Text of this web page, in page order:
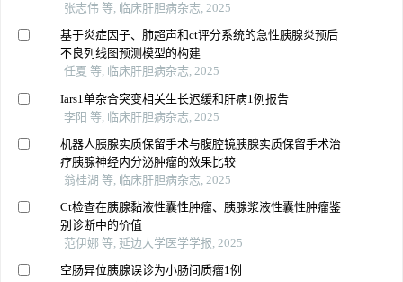
张志伟 等, 临床肝胆病杂志, 2025
基于炎症因子、肺超声和ct评分系统的急性胰腺炎预后
不良列线图预测模型的构建
任夏 等, 临床肝胆病杂志, 2025
Iars1单杂合突变相关生长迟缓和肝病1例报告
李阳 等, 临床肝胆病杂志, 2025
机器人胰腺实质保留手术与腹腔镜胰腺实质保留手术治
疗胰腺神经内分泌肿瘤的效果比较
翁桂湖 等, 临床肝胆病杂志, 2025
Ct检查在胰腺黏液性囊性肿瘤、胰腺浆液性囊性肿瘤鉴
别诊断中的价值
范伊娜 等, 延边大学医学学报, 2025
空肠异位胰腺误诊为小肠间质瘤1例